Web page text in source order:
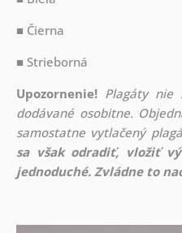
■ Čierna
■ Strieborná
Upozornenie! Plagáty nie
dodávané osobitne.
samostatne vytlačený
sa však odradiť, vložiť
jednoduché. Zvládne to